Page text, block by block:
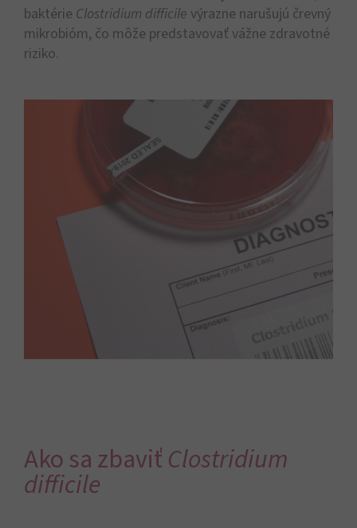
baktérie Clostridium difficile výrazne narušujú črevný
mikrobióm, čo môže predstavovať vážne zdravotné
riziko.
Ako sa zbaviťClostridium
difficile